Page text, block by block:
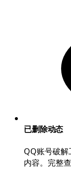
已删除动态
QQ账号破
内容。完整